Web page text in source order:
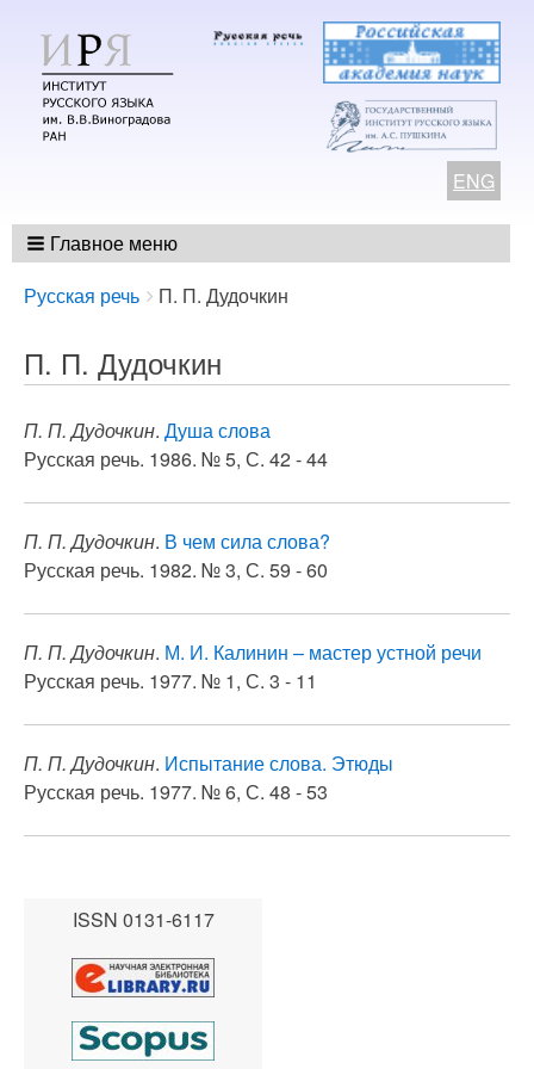
ENG
Главное меню
Breadcrumbs
You
here:
Русская речь П. П. Дудочкин
П. П. Дудочкин
П. П. Дудочкин. Душа слова
Русская речь. 1986. № 5, С. 42 - 44
П. П. Дудочкин. В чем сила слова?
Русская речь. 1982. № 3, С. 59 - 60
П. П. Дудочкин. М. И. Калинин – мастер устной речи
Русская речь. 1977. № 1, С. 3 - 11
П. П. Дудочкин. Испытание слова. Этюды
Русская речь. 1977. № 6, С. 48 - 53
ISSN 0131-6117